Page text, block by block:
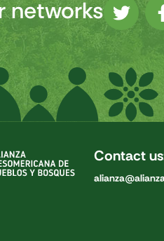
networks
Contact